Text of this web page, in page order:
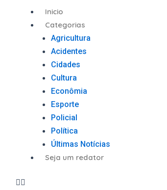
Inicio
Categorias
Agricultura
Acidentes
Cidades
Cultura
Econômia
Esporte
Policial
Política
Últimas Notícias
Seja um redator
Menu